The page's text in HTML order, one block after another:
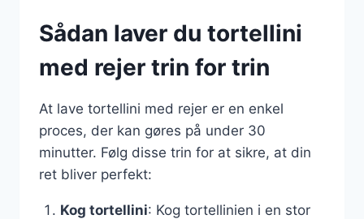
Sådan laver du tortellini
med rejer trin for trin
At lave tortellini med rejer er en enkel
proces, der kan gøres på under 30
minutter. Følg disse trin for at sikre, at din
ret bliver perfekt:
Kog tortellini: Kog tortellinien i en stor